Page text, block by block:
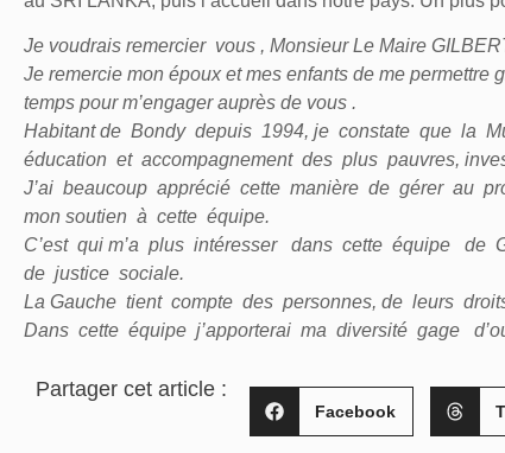
Je voudrais remercier vous , Monsieur Le Maire
Je remercie mon époux et mes enfants de me
temps pour m’engager auprès de vous .
Habitant de Bondy depuis 1994, je constate que la
éducation et accompagnement des plus pauvres,
J’ai beaucoup apprécié cette manière de gérer au
mon soutien à cette équipe.
C’est qui m’a plus intéresser dans cette équipe de
de justice sociale.
La Gauche tient compte des personnes, de leurs
Dans cette équipe j’apporterai ma diversité gage
Partager cet article :
Facebook